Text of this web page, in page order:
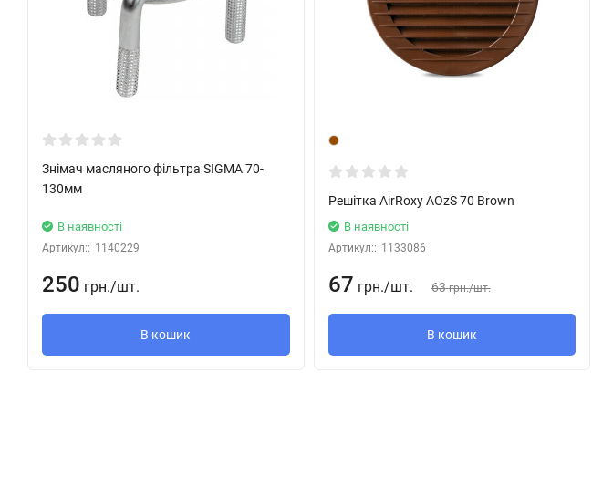
Знімач масляного фільтра SIGMA 70-
130мм
В наявності
Артикул:: 1140229
250 грн./шт.
В кошик
Решітка AirRoxy AOzS 70 Brown
В наявності
Артикул:: 1133086
67 грн./шт. 63 грн./шт.
В кошик